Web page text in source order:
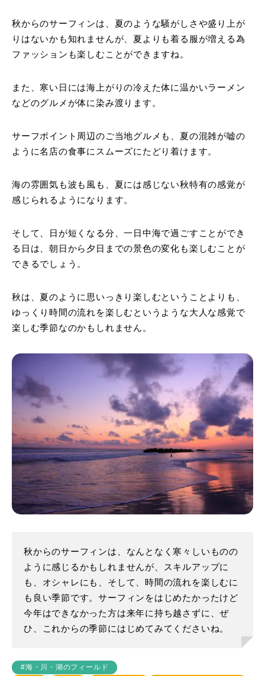
秋からのサーフィンは、夏のような騒がしさや盛り上が
りはないかも知れませんが、夏よりも着る服が増える為
ファッションも楽しむことができますね。
また、寒い日には海上がりの冷えた体に温かいラーメン
などのグルメが体に染み渡ります。
サーフポイント周辺のご当地グルメも、夏の混雑が嘘の
ように名店の食事にスムーズにたどり着けます。
海の雰囲気も波も風も、夏には感じない秋特有の感覚が
感じられるようになります。
そして、日が短くなる分、一日中海で過ごすことができ
る日は、朝日から夕日までの景色の変化も楽しむことが
できるでしょう。
秋は、夏のように思いっきり楽しむということよりも、
ゆっくり時間の流れを楽しむというような大人な感覚で
楽しむ季節なのかもしれません。
秋からのサーフィンは、なんとなく寒々しいものの
ように感じるかもしれませんが、スキルアップに
も、オシャレにも、そして、時間の流れを楽しむに
も良い季節です。サーフィンをはじめたかったけど
今年はできなかった方は来年に持ち越さずに、ぜ
ひ、これからの季節にはじめてみてくださいね。
#海・川・湖のフィールド